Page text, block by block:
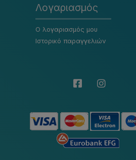
Λογαριασμός
Ο λογαριασμός μου
Ιστορικό παραγγελιών